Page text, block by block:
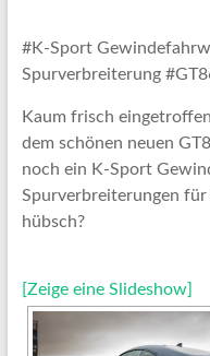
#K-Sport
Spurverbreiterung
Kaum frisch
dem schönen neuen
noch ein K-Sport
Spurverbreiterungen
hübsch?
[Zeige eine Slideshow]